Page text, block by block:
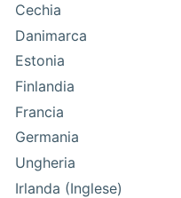
Cechia
Danimarca
Estonia
Finlandia
Francia
Germania
Ungheria
Irlanda (Inglese)